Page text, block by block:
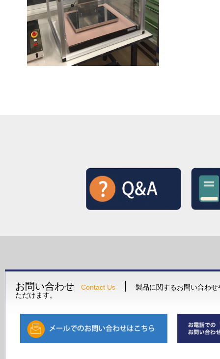
お問い合わせ Contact Us
製品に関するお問い合わ
ただけます。